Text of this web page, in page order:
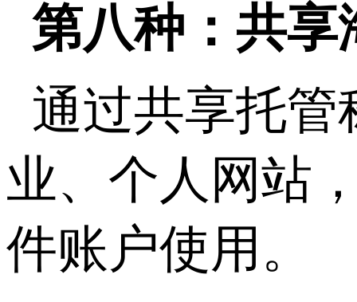
第八种：共享
通过共享托
业、个人网站
件账户使用。